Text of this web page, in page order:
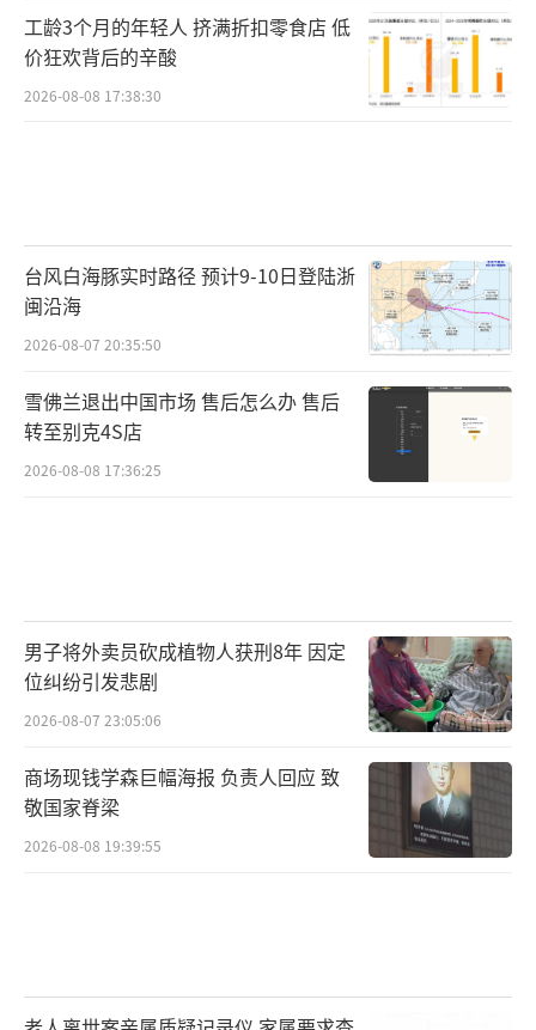
工龄3个月的年轻人 挤满折扣零食店 低
价狂欢背后的辛酸
2026-08-08 17:38:30
台风白海豚实时路径 预计9-10日登陆浙
闽沿海
2026-08-07 20:35:50
雪佛兰退出中国市场 售后怎么办 售后
转至别克4S店
2026-08-08 17:36:25
男子将外卖员砍成植物人获刑8年 因定
位纠纷引发悲剧
2026-08-07 23:05:06
商场现钱学森巨幅海报 负责人回应 致
敬国家脊梁
2026-08-08 19:39:55